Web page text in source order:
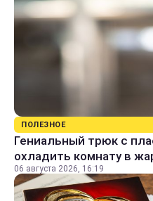
ПОЛЕЗНОЕ
Гениальный трюк с
охладить комнату в
06 августа 2026, 16:19